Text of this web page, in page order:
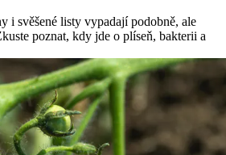
i svěšené listy vypadají podobně, ale
poznat, kdy jde o plíseň, bakterii a